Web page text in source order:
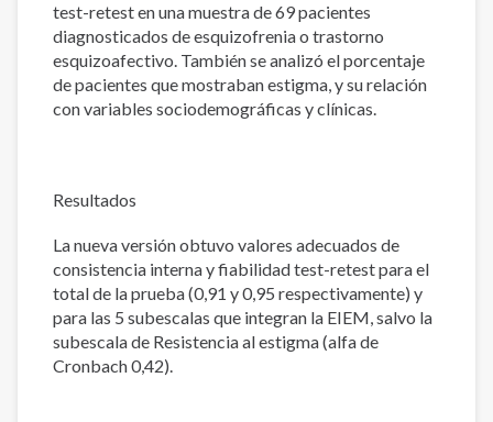
test-retest en una muestra de 69 pacientes
diagnosticados de esquizofrenia o trastorno
esquizoafectivo. También se analizó el porcentaje
de pacientes que mostraban estigma, y su relación
con variables sociodemográficas y clínicas.
Resultados
La nueva versión obtuvo valores adecuados de
consistencia interna y fiabilidad test-retest para el
total de la prueba (0,91 y 0,95 respectivamente) y
para las 5 subescalas que integran la EIEM, salvo la
subescala de Resistencia al estigma (alfa de
Cronbach 0,42).